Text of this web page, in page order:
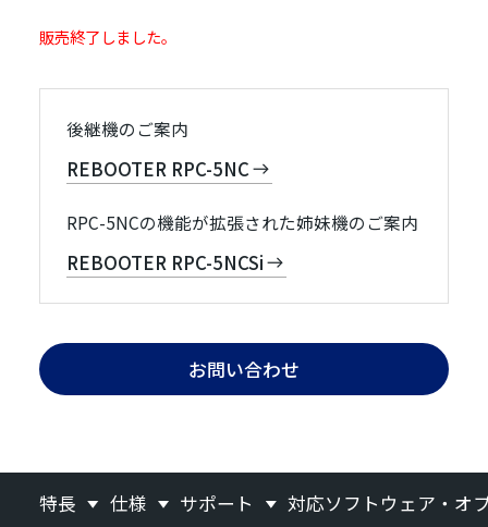
販売終了しました。
後継機のご案内
REBOOTER RPC-5NC
RPC-5NCの機能が拡張された姉妹機のご案内
REBOOTER RPC-5NCSi
お問い合わせ
特長 仕様 サポート 対応ソフトウェア・オ